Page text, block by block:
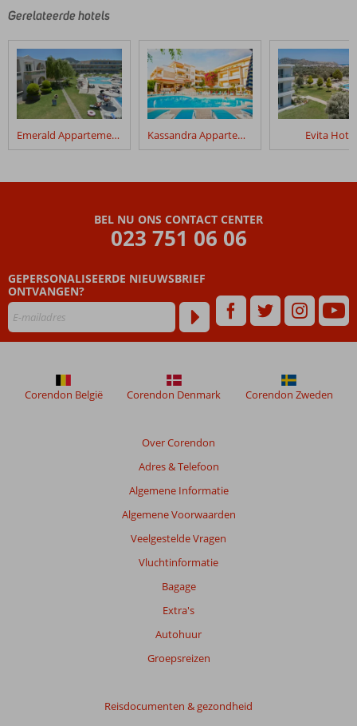
Gerelateerde hotels
Emerald Appartementen Kassandra Appartementen Evita Hotel
BEL NU ONS CONTACT CENTER
023 751 06 06
GEPERSONALISEERDE NIEUWSBRIEF
ONTVANGEN?
Over Corendon
Adres & Telefoon
Algemene Informatie
Algemene Voorwaarden
Veelgestelde Vragen
Vluchtinformatie
Bagage
Extra's
Autohuur
Groepsreizen
Reisdocumenten & gezondheid
Corendon België Corendon Denmark Corendon Zweden